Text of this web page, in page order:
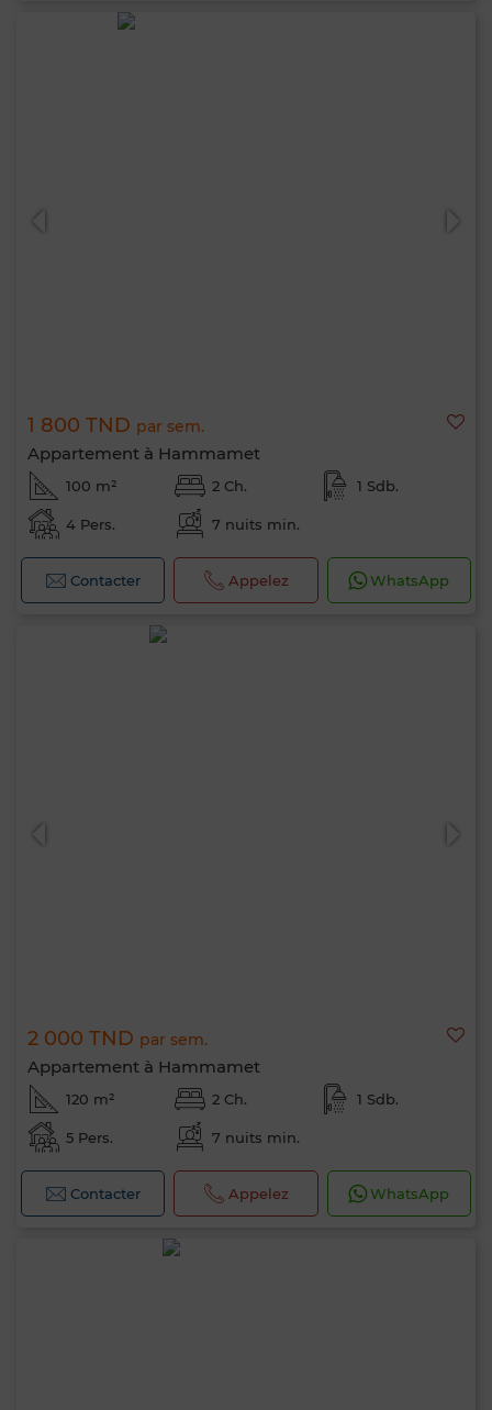
1 800 TND par sem.
Appartement à Hammamet
100 m² 2 Ch. 1 Sdb.
4 Pers. 7 nuits min.
Contacter Appelez WhatsApp
2 000 TND par sem.
Appartement à Hammamet
120 m² 2 Ch. 1 Sdb.
5 Pers. 7 nuits min.
Contacter Appelez WhatsApp